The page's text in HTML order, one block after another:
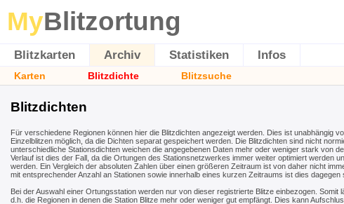
MyBlitzortung
Blitzkarten Archiv Statistiken Infos
Karten Blitzdichte Blitzsuche
Blitzdichten
Für verschiedene Regionen können hier die Blitzdichten angezeigt werden. Dies ist unabhängig
Einzelblitzen möglich, da die Dichten separat gespeichert werden. Die Blitzdichten sind nicht
unterschiedliche Stationsdichten weichen die angegebenen Daten mehr oder weniger stark von
Verlauf ist dies der Fall, da die Ortungen des Stationsnetzwerkes immer weiter optimiert werden
werden. Ein Vergleich der absoluten Zahlen über einen größeren Zeitraum ist von daher nicht
mit entsprechender Anzahl an Stationen sowie innerhalb eines kurzen Zeitraums ist dies dagegen
Bei der Auswahl einer Ortungsstation werden nur von dieser registrierte Blitze einbezogen. Somit
d.h. die Regionen in denen die Station Blitze mehr oder weniger gut empfängt. Dies kann